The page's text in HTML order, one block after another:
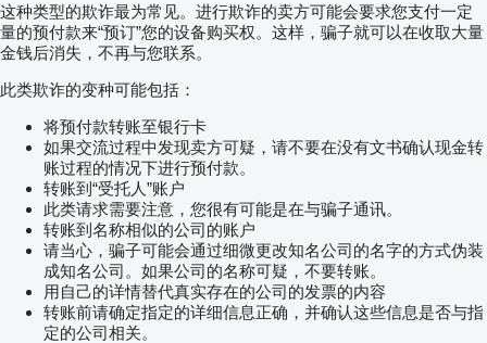
这种类型的欺诈最为常见。进行欺诈的卖方可能会要求您支付一定
量的预付款来“预订”您的设备购买权。这样，骗子就可以在收取大量
金钱后消失，不再与您联系。
此类欺诈的变种可能包括：
将预付款转账至银行卡
如果交流过程中发现卖方可疑，请不要在没有文书确认现金转
账过程的情况下进行预付款。
转账到“受托人”账户
此类请求需要注意，您很有可能是在与骗子通讯。
转账到名称相似的公司的账户
请当心，骗子可能会通过细微更改知名公司的名字的方式伪装
成知名公司。如果公司的名称可疑，不要转账。
用自己的详情替代真实存在的公司的发票的内容
转账前请确定指定的详细信息正确，并确认这些信息是否与指
定的公司相关。